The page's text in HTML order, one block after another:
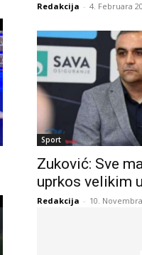
Redakcija - 4. Februara
Sport
Zuković: Sve
uprkos velikim
Redakcija - 10.